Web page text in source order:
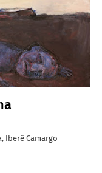
Iberê Camargo